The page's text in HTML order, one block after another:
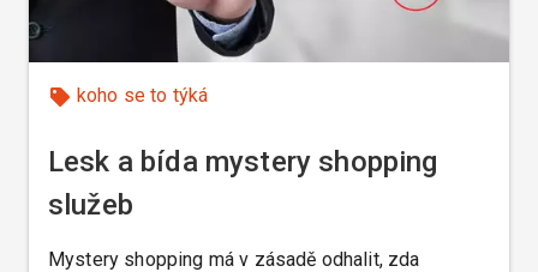
koho se to týká
Lesk a bída mystery shopping
služeb
Mystery shopping má v zásadě odhalit, zda